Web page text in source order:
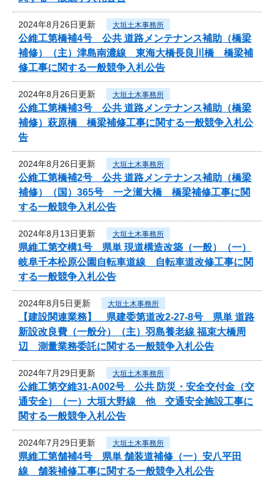
2024年8月26日更新 大垣土木事務所
公維工第橋補4号 公共 道路メンテナンス補助（橋梁
補修）（主）津島南濃線 東海大橋長良川橋 橋梁補
修工事に関する一般競争入札公告
2024年8月26日更新 大垣土木事務所
公維工第橋補3号 公共 道路メンテナンス補助（橋梁
補修）萩原橋 橋梁補修工事に関する一般競争入札公
告
2024年8月26日更新 大垣土木事務所
公維工第橋補2号 公共 道路メンテナンス補助（橋梁
補修）（国）365号 一之瀬大橋 橋梁補修工事に関
する一般競争入札公告
2024年8月13日更新 大垣土木事務所
県維工第交構1号 県単 現道構造改築（一般）（一）
岐阜千本松原公園自転車道線 自転車道改修工事に関
する一般競争入札公告
2024年8月5日更新 大垣土木事務所
【建設関連業務】 県建委第道改2-27-8号 県単 道路
新設改良費（一般分）（主）羽島養老線 福束大橋周
辺 測量業務委託に関する一般競争入札公告
2024年7月29日更新 大垣土木事務所
公維工第交維31-A002号 公共 防災・安全交付金（交
通安全）（一）大垣大野線 他 交通安全施設工事に
関する一般競争入札公告
2024年7月29日更新 大垣土木事務所
県維工第舗補4号 県単 舗装道補修（一）安八平田
線 舗装補修工事に関する一般競争入札公告